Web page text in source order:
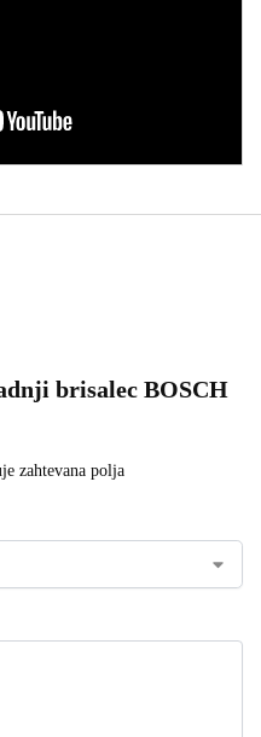
brisalec BOSCH
zahtevana polja